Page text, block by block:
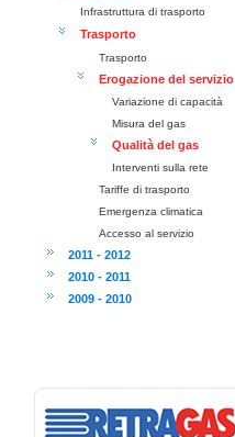
Infrastruttura di trasporto
Trasporto
Trasporto
Erogazione del servizio
Variazione di capacità
Misura del gas
Qualità del gas
Interventi sulla rete
Tariffe di trasporto
Emergenza climatica
Accesso al servizio
2011 - 2012
2010 - 2011
2009 - 2010